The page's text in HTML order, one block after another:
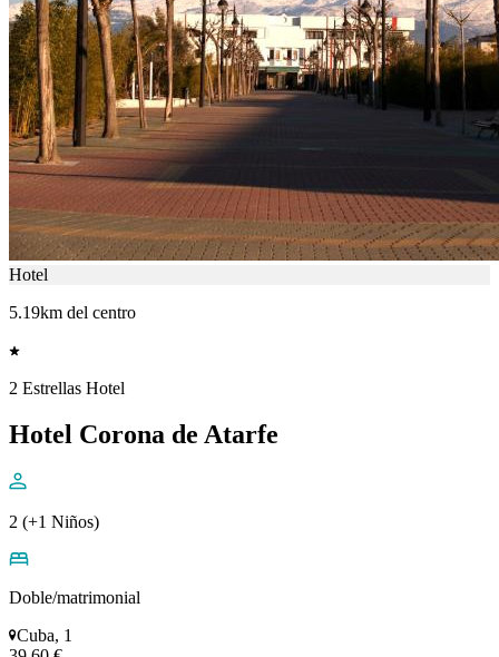
Hotel
5.19km del centro
2 Estrellas Hotel
Hotel Corona de Atarfe
2 (+1 Niños)
Doble/matrimonial
Cuba, 1